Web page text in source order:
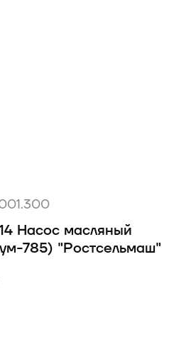
Насос масляный
785) "Ростсельмаш"